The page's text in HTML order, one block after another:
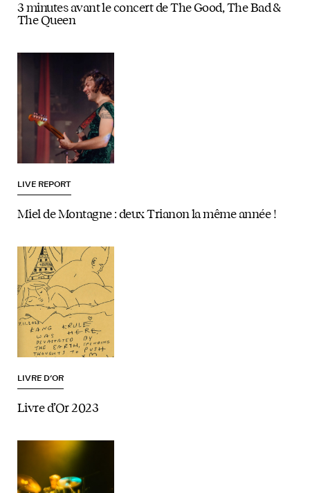
3 minutes avant le concert de The Good, The Bad &
The Queen
LIVE REPORT
Miel de Montagne : deux Trianon la même année !
LIVRE D’OR
Livre d’Or 2023